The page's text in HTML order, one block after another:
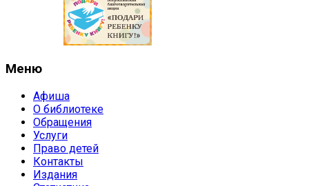
Меню
Афиша
О библиотеке
Обращения
Услуги
Право детей
Контакты
Издания